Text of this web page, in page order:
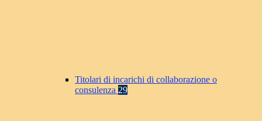
Titolari di incarichi di collaborazione o
consulenza 29